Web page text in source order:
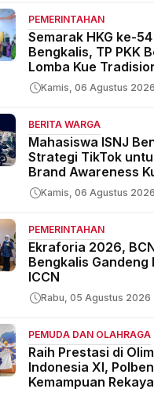
PEMERINTAHAN
Semarak HKG ke-
Bengkalis, TP PKK
Lomba Kue
Kamis, 06 Agustus 2026
BERITA WARGA
Mahasiswa ISNJ
Strategi TikTok
Brand Awareness
Kamis, 06 Agustus 2026
PEMERINTAHAN
Ekraforia 2026,
Bengkalis Gandeng
ICCN
Rabu, 05 Agustus 2026
PEMUDA DAN OLAHRAGA
Raih Prestasi di
Indonesia XI,
Kemampuan